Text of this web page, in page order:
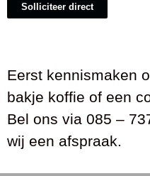
Solliciteer direct
Eerst kennismaken
bakje koffie of een
Bel ons via 085 –
wij een afspraak.